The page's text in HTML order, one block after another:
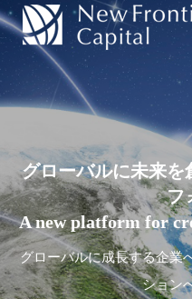
グローバルに未来を
フ
A new platform for cr
グローバルに成長する企業
ション